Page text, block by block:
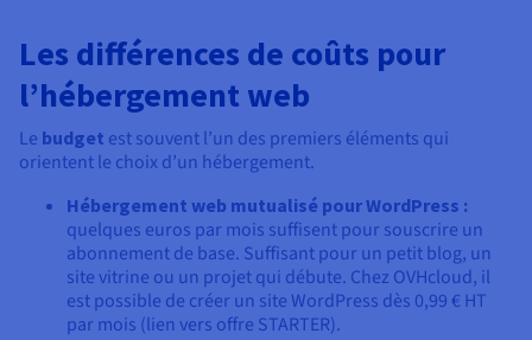
Les différences de coûts pour
l’hébergement web
Le budget est souvent l’un des premiers éléments qui
orientent le choix d’un hébergement.
Hébergement web mutualisé pour WordPress :
quelques euros par mois suffisent pour souscrire un
abonnement de base. Suffisant pour un petit blog, un
site vitrine ou un projet qui débute. Chez OVHcloud, il
est possible de créer un site WordPress dès 0,99 € HT
par mois (lien vers offre STARTER).